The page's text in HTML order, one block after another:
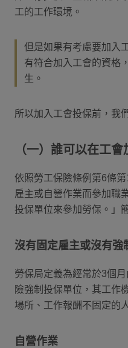
工的工作環境。
但是如果有考慮要加入
有符合加入工會的資格
生。
所以加入工會投保前，我
（一）誰可以在工會
依照勞工保險條例第6條第
雇主或自營作業而參加職
投保單位來參加勞保。」
沒有固定雇主或沒有強
勞保局定義為經常於3個
險強制投保單位，其工作
場所、工作報酬不固定的
自營作業